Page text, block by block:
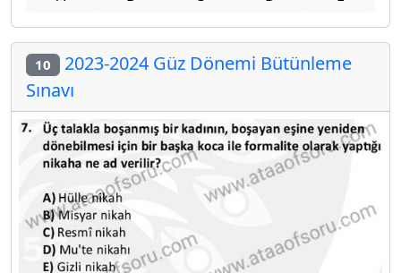
10 2023-2024 Güz Dönemi Bütünleme
Sınavı